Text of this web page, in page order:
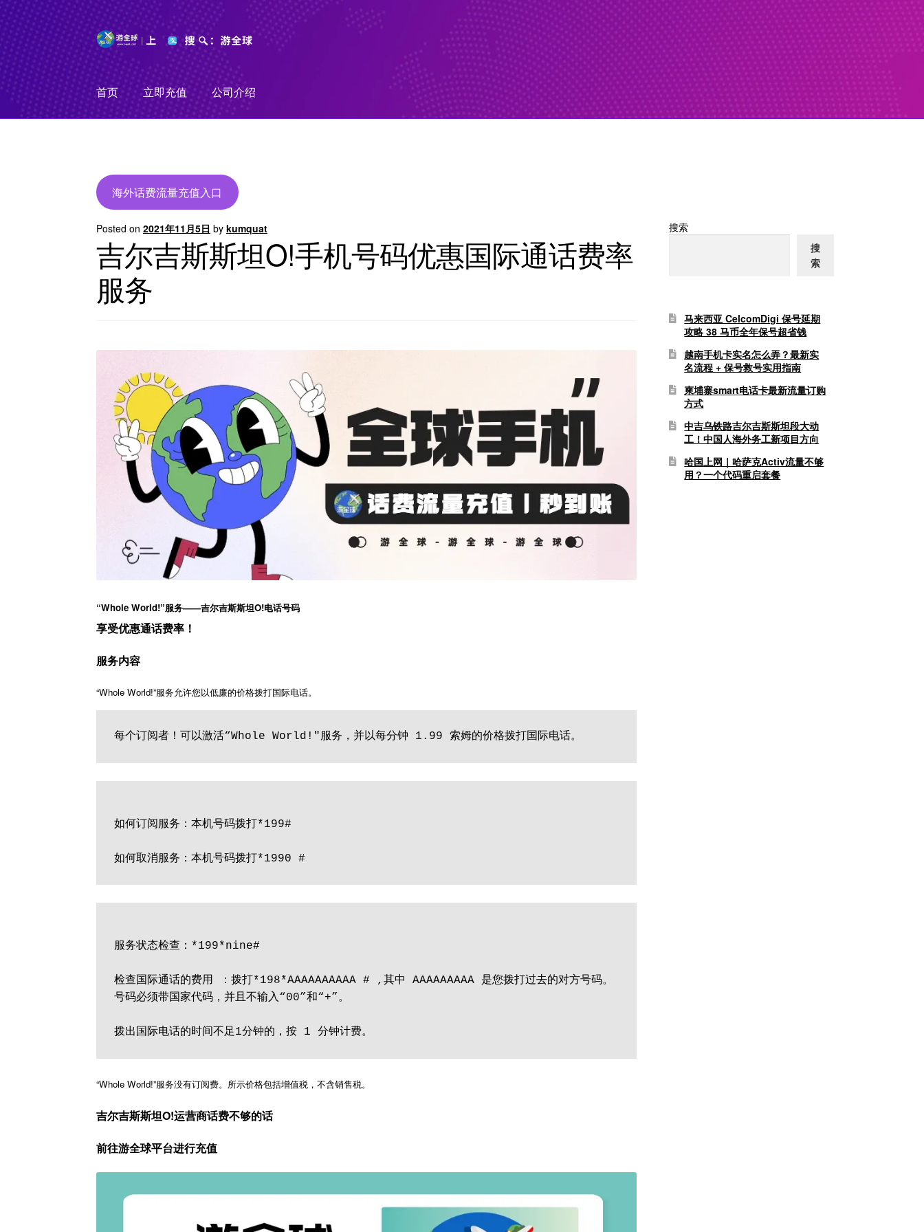
Skip
to
navigation
Skip
to
content
首页
立即充值 公司介绍
海外话费流量充值入口
Posted on2021年11月5日 bykumquat
吉尔吉斯斯坦O!手机号码优惠国际通话费率
服务
“Whole World!”服务——吉尔吉斯斯坦O!电话号码
享受优惠通话费率！
服务内容
“Whole World!”服务允许您以低廉的价格拨打国际电话。
每个订阅者！可以激活“Whole World!"服务，并以每分钟 1.99 索姆的价格拨打国际电话。
如何订阅服务：本机号码拨打*199#
如何取消服务：本机号码拨打*1990 #
服务状态检查：*199*nine#
检查国际通话的费用 ：拨打*198*AAAAAAAAAA # ,其中 AAAAAAAAA 是您拨打过去的对方号码。
号码必须带国家代码，并且不输入“00”和“+”。
拨出国际电话的时间不足1分钟的，按 1 分钟计费。
“Whole World!”服务没有订阅费。所示价格包括增值税，不含销售税。
吉尔吉斯斯坦O!运营商话费不够的话
前往游全球平台进行充值
搜索
搜
索
马来西亚 CelcomDigi 保号延期
攻略 38 马币全年保号超省钱
越南手机卡实名怎么弄？最新实
名流程 + 保号救号实用指南
柬埔寨smart电话卡最新流量订购
方式
中吉乌铁路吉尔吉斯斯坦段大动
工！中国人海外务工新项目方向
哈国上网｜哈萨克Activ流量不够
用？一个代码重启套餐